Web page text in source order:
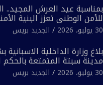
بمناسبة عيد العرش المجيد..
للأمن الوطني تعزز البنية
فرقتين جديدتين
30 يوليو، 2026 الجديد بريس
بلاغ وزارة الداخلية
مدينة سبتة المتمتعة بالحكم
30 يوليو، 2026 الجديد بريس